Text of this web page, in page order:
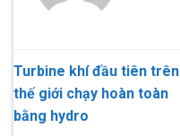
Turbine khí đầu tiên trên
thế giới chạy hoàn toàn
bằng hydro